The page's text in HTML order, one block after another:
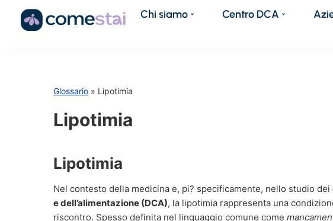
Chi siamo Centro DCA
Glossario » Lipotimia
Lipotimia
Lipotimia
Nel contesto della medicina e, pi? specificamente, nello studio dei
e dell’alimentazione (DCA), la lipotimia rappresenta una
riscontro. Spesso definita nel linguaggio comune come